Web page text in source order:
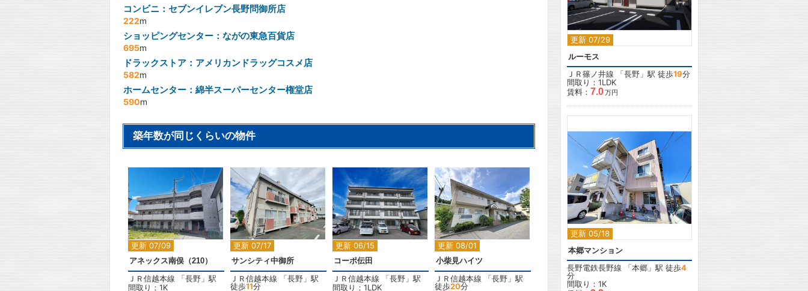
コンビニ：セブンイレブン長野問御所店
222m
ショッピングセンター：ながの東急百貨店
695m
ドラックストア：アメリカンドラッグコスメ店
582m
ホームセンター：綿半スーパーセンター権堂店
590m
築年数が同じくらいの物件
更新 07/09
2
アネックス南俣（210）
ＪＲ信越本線 「長野 」駅
間取り：1K
更新 07/17
2
サンシティ中御所
ＪＲ信越本線 「長野 」駅
徒歩11分
更新 06/15
2
コーポ伝田
ＪＲ信越本線 「長野 」駅
間取り：1LDK
更新 08/01
2
小柴見ハイツ
ＪＲ信越本線 「長野 」駅
徒歩20分
更新 07/29
ルーモス
ＪＲ篠ノ井線 「長野 」駅 徒歩19分
間取り：1LDK
賃料： 7.0万円
更新 05/18
2
本郷マンション
長野電鉄長野線 「本郷 」駅 徒歩4
分
間取り：1K